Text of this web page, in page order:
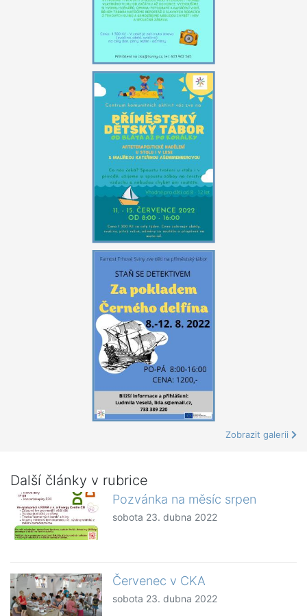
Zobrazit galerii
Další články v rubrice
Pozvánka na měsíc srpen
sobota 23. dubna 2022
Červenec v CKA
sobota 23. dubna 2022